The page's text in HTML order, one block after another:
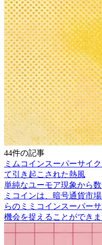
44件の記事
ミムコインスーパーサイ
て引き起こされた熱風
単純なユーモア現象から
ミコインは、暗号通貨市
らのミミコインスーパー
機会を捉えることができま